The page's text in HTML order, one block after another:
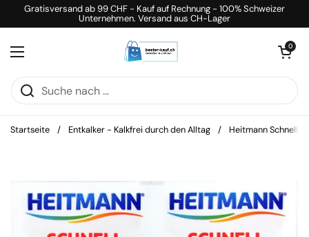
Zum Inhalt springen
Gratisversand ab 99 CHF - Kauf auf Rechnung - 100% Schweizer
Unternehmen. Versand aus CH-Lager
Menü öffnen
Warenkorb
0
Startseite / Entkalker - Kalkfrei durch den Alltag / Heitmann Schnell